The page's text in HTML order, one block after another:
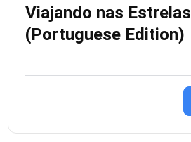
Viajando nas Estrelas
(Portuguese Edition)